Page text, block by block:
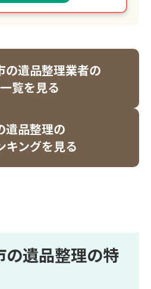
の遺品整理業者の
覧を見る
遺品整理の
キングを見る
の遺品整理の特